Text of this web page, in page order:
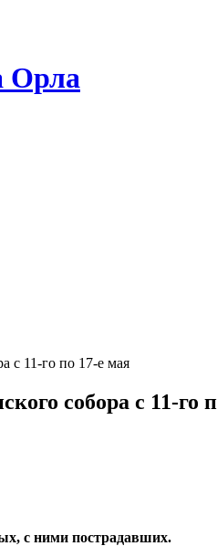
Орла
с 11-го по 17-е мая
собора с 11-го
с ними пострадавших.